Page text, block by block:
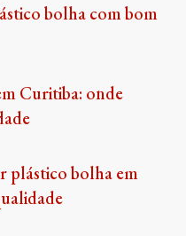
bolha com bom
Curitiba: onde
plástico bolha em